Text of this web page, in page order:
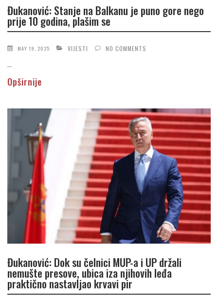
Đukanović: Stanje na Balkanu je puno gore nego
prije 10 godina, plašim se
MAY 19, 2025 VIJESTI NO COMMENTS
...
Opširnije
Đukanović: Dok su čelnici MUP-a i UP držali
nemušte presove, ubica iza njihovih leđa
praktično nastavljao krvavi pir